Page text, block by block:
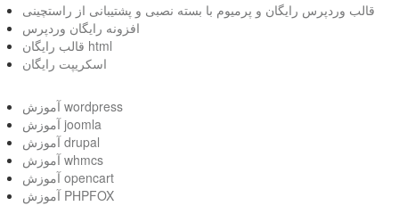
قالب وردپرس رایگان و پرمیوم با بسته نصبی و پشتیبانی از راستچینی
افزونه رایگان وردپرس
قالب رایگان html
اسکریپت رایگان
آموزش wordpress
آموزش joomla
آموزش drupal
آموزش whmcs
آموزش opencart
آموزش PHPFOX